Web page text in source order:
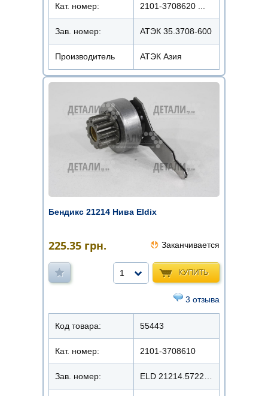
Кат. номер: 2101-3708620 ...
Зав. номер: АТЭК 35.3708-600
Производитель АТЭК Азия
Бендикс 21214 Нива Eldix
225.35 грн. Заканчивается
КУПИТЬ
1
3 отзыва
Код товара: 55443
Кат. номер: 2101-3708610
Зав. номер: